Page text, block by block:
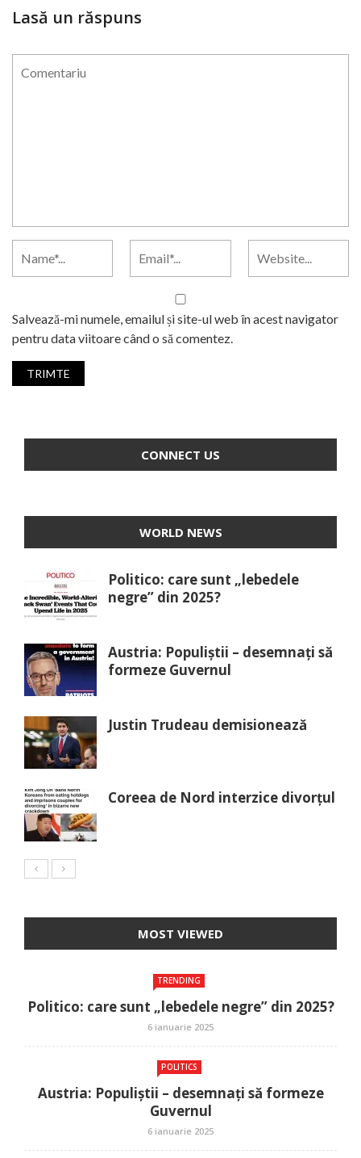
Lasă un răspuns
Salvează-mi numele, emailul și site-ul web în acest navigator
pentru data viitoare când o să comentez.
CONNECT US
WORLD NEWS
Politico: care sunt „lebedele
negre” din 2025?
Austria: Populiștii – desemnați să
formeze Guvernul
Justin Trudeau demisionează
Coreea de Nord interzice divorțul
MOST VIEWED
TRENDING
Politico: care sunt „lebedele negre” din 2025?
6 ianuarie 2025
POLITICS
Austria: Populiștii – desemnați să formeze
Guvernul
6 ianuarie 2025